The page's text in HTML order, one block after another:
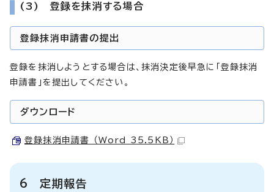
(3) 登録を抹消する場合
登録抹消申請書の提出
登録を抹消しようとする場合は、抹消決定後早急に「登録抹消
申請書」を提出してください。
ダウンロード
登録抹消申請書 （Word 35.5KB）
6 定期報告